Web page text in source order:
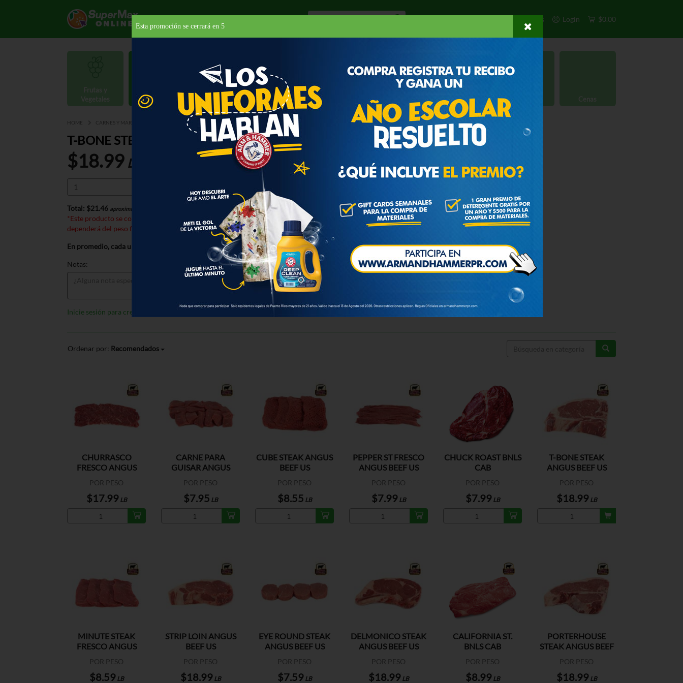
Otros Login $0.00
Mariscos
Provisiones Lácteos
Hogar, Salud y
Deli y Bakery Orgánico
HOME CARNES Y MARISCOS CERTIFIED ANGUS BEEF T-BONE STEAK ANGUS BEEF US
T-BONE STEAK ANGUS BEEF US 1 LB
$18.99 LB
Unidad en Corte 1"
Total: $21.46 aproximado
*Este producto se cobra por peso. El precio total en esta orden es estimado y
dependerá del peso final al momento de preparar su orden.
En promedio, cada unidad pesa
Notas:
Inicie sesión para crear listas
Ordenar por: Recomendados
CHURRASCO
FRESCO ANGUS
POR PESO
$17.99LB
CARNE PARA
GUISAR ANGUS
POR PESO
$7.95 LB
CUBE STEAK ANGUS
BEEF US
POR PESO
$8.55 LB
PEPPER ST FRESCO
ANGUS BEEF US
POR PESO
$7.99LB
CHUCK ROAST BNLS
CAB
POR PESO
$7.99LB
T-BONE STEAK
ANGUS BEEF US
POR PESO
$18.99LB
MINUTE STEAK
FRESCO ANGUS
POR PESO
$8.59LB
STRIP LOIN ANGUS
BEEF US
POR PESO
$18.99LB
EYE ROUND STEAK
ANGUS BEEF US
POR PESO
$7.59LB
DELMONICO STEAK
ANGUS BEEF US
POR PESO
$18.99LB
CALIFORNIA ST.
BNLS CAB
POR PESO
$8.99LB
PORTERHOUSE
STEAK ANGUS BEEF
POR PESO
$18.99LB
Esta promoción se cerrará en 5